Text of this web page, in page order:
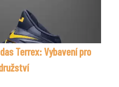
Terrex: Vybavení pro